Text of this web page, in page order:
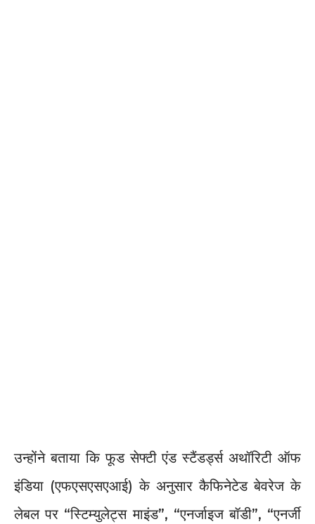
उन्होंने बताया कि फूड सेफ्टी एंड स्टैंडर्ड्स अथॉरिटी ऑफ
इंडिया (एफएसएसएआई) के अनुसार कैफिनेटेड बेवरेज के
लेबल पर “स्टिम्युलेट्स माइंड”, “एनर्जाइज बॉडी”, “एनर्जी